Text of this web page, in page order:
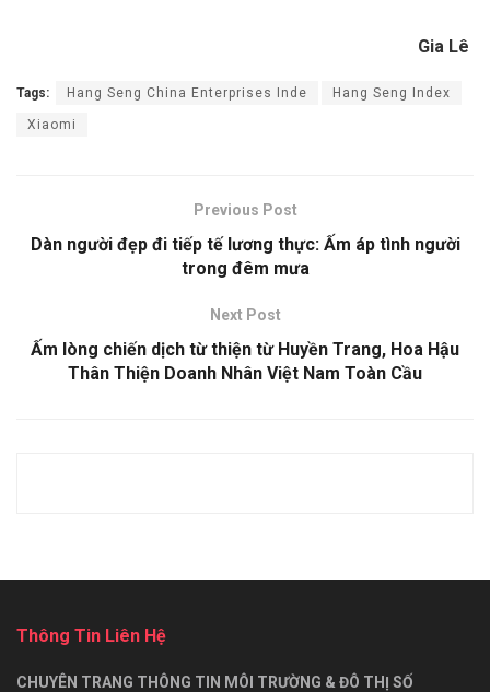
Gia Lê
Tags: Hang Seng China Enterprises Inde Hang Seng Index
Xiaomi
Previous Post
Dàn người đẹp đi tiếp tế lương thực: Ấm áp tình người
trong đêm mưa
Next Post
Ấm lòng chiến dịch từ thiện từ Huyền Trang, Hoa Hậu
Thân Thiện Doanh Nhân Việt Nam Toàn Cầu
Thông Tin Liên Hệ
CHUYÊN TRANG THÔNG TIN MÔI TRƯỜNG & ĐÔ THỊ SỐ